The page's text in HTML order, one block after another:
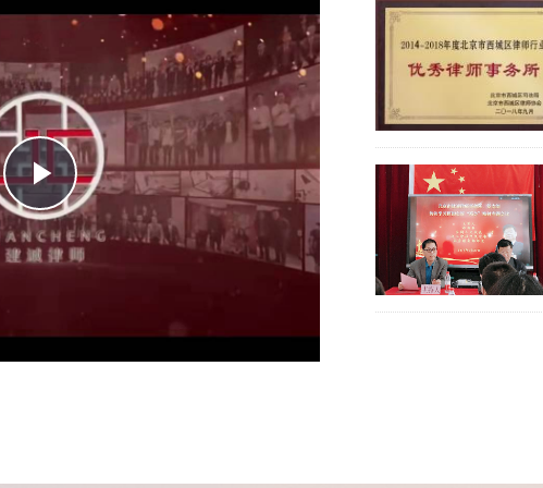
Play
Video